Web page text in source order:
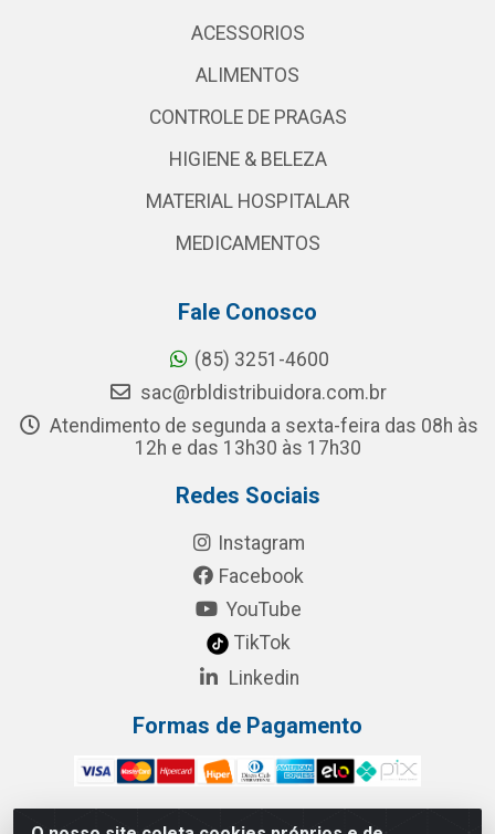
ACESSORIOS
ALIMENTOS
CONTROLE DE PRAGAS
HIGIENE & BELEZA
MATERIAL HOSPITALAR
MEDICAMENTOS
Fale Conosco
(85) 3251-4600
sac@rbldistribuidora.com.br
Atendimento de segunda a sexta-feira das 08h às
12h e das 13h30 às 17h30
Redes Sociais
Instagram
Facebook
YouTube
TikTok
Linkedin
Formas de Pagamento